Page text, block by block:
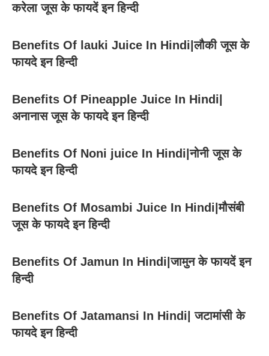
करेला जूस के फायदें इन हिन्दी
Benefits Of lauki Juice In Hindi|लौकी जूस के
फायदे इन हिन्दी
Benefits Of Pineapple Juice In Hindi|
अनानास जूस के फायदे इन हिन्दी
Benefits Of Noni juice In Hindi|नोनी जूस के
फायदे इन हिन्दी
Benefits Of Mosambi Juice In Hindi|मौसंबी
जूस के फायदे इन हिन्दी
Benefits Of Jamun In Hindi|जामुन के फायदें इन
हिन्दी
Benefits Of Jatamansi In Hindi| जटामांसी के
फायदे इन हिन्दी